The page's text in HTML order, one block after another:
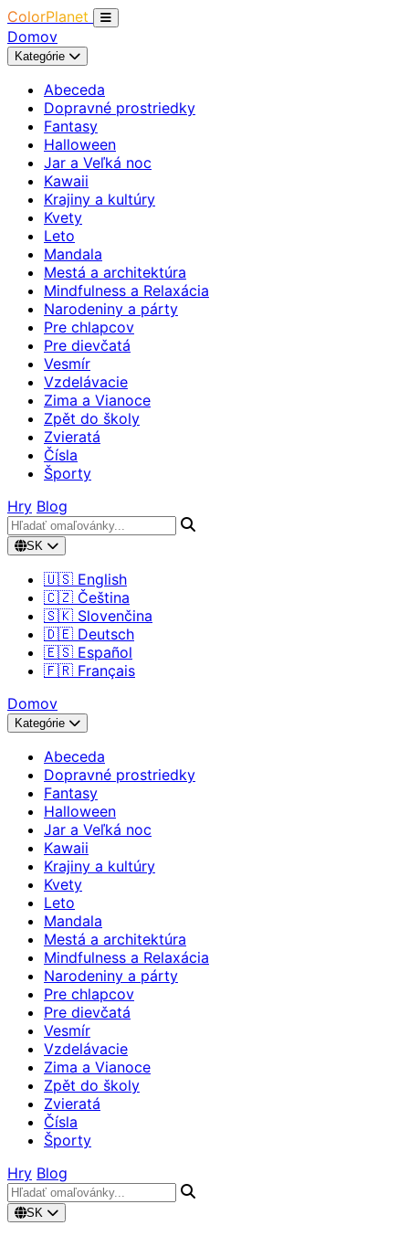
ColorPlanet
Domov
Kategórie
Abeceda
Dopravné prostriedky
Fantasy
Halloween
Jar a Veľká noc
Kawaii
Krajiny a kultúry
Kvety
Leto
Mandala
Mestá a architektúra
Mindfulness a Relaxácia
Narodeniny a párty
Pre chlapcov
Pre dievčatá
Vesmír
Vzdelávacie
Zima a Vianoce
Zpět do školy
Zvieratá
Čísla
Športy
Hry Blog
SK
🇺🇸 English
🇨🇿 Čeština
🇸🇰 Slovenčina
🇩🇪 Deutsch
🇪🇸 Español
🇫🇷 Français
Domov
Kategórie
Abeceda
Dopravné prostriedky
Fantasy
Halloween
Jar a Veľká noc
Kawaii
Krajiny a kultúry
Kvety
Leto
Mandala
Mestá a architektúra
Mindfulness a Relaxácia
Narodeniny a párty
Pre chlapcov
Pre dievčatá
Vesmír
Vzdelávacie
Zima a Vianoce
Zpět do školy
Zvieratá
Čísla
Športy
Hry Blog
SK